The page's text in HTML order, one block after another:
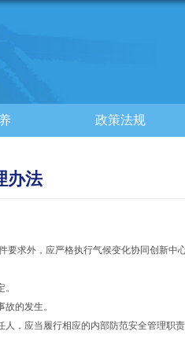
政策法规
办法
求外，应严格执行气候变化协同创新中
的发生。
，应当履行相应的内部防范安全管理职责